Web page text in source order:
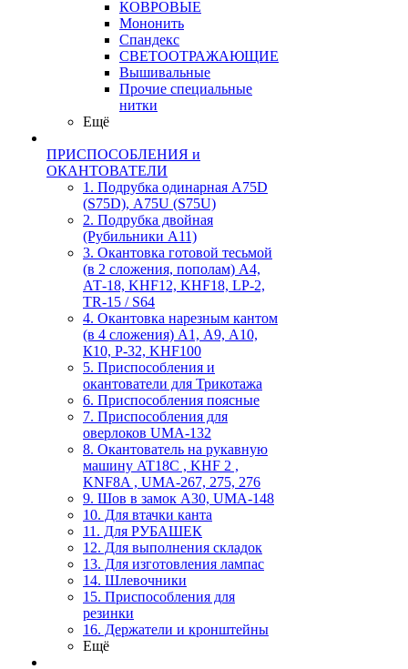
КОВРОВЫЕ
Мононить
Спандекс
СВЕТООТРАЖАЮЩИЕ
Вышивальные
Прочие специальные
нитки
Ещё
ПРИСПОСОБЛЕНИЯ и
ОКАНТОВАТЕЛИ
1. Подрубка одинарная А75D
(S75D), А75U (S75U)
2. Подрубка двойная
(Рубильники А11)
3. Окантовка готовой тесьмой
(в 2 сложения, пополам) А4,
АТ-18, KHF12, KHF18, LP-2,
TR-15 / S64
4. Окантовка нарезным кантом
(в 4 сложения) А1, А9, А10,
К10, Р-32, KHF100
5. Приспособления и
окантователи для Трикотажа
6. Приспособления поясные
7. Приспособления для
оверлоков UMA-132
8. Окантователь на рукавную
машину AT18C , KHF 2 ,
KNF8A , UMA-267, 275, 276
9. Шов в замок А30, UMA-148
10. Для втачки канта
11. Для РУБАШЕК
12. Для выполнения складок
13. Для изготовления лампас
14. Шлевочники
15. Приспособления для
резинки
16. Держатели и кронштейны
Ещё